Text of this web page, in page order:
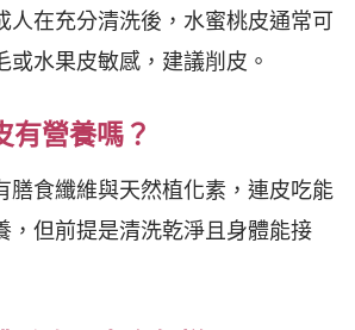
人在充分清洗後，水蜜桃皮通常可
或水果皮敏感，建議削皮。
有營養嗎？
膳食纖維與天然植化素，連皮吃能
，但前提是清洗乾淨且身體能接